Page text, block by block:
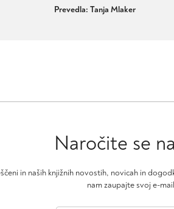
Prevedla: Tanja Mlaker
Naročite se
in naših knjižnih novostih, novicah in
nam zaupajte svoj e-